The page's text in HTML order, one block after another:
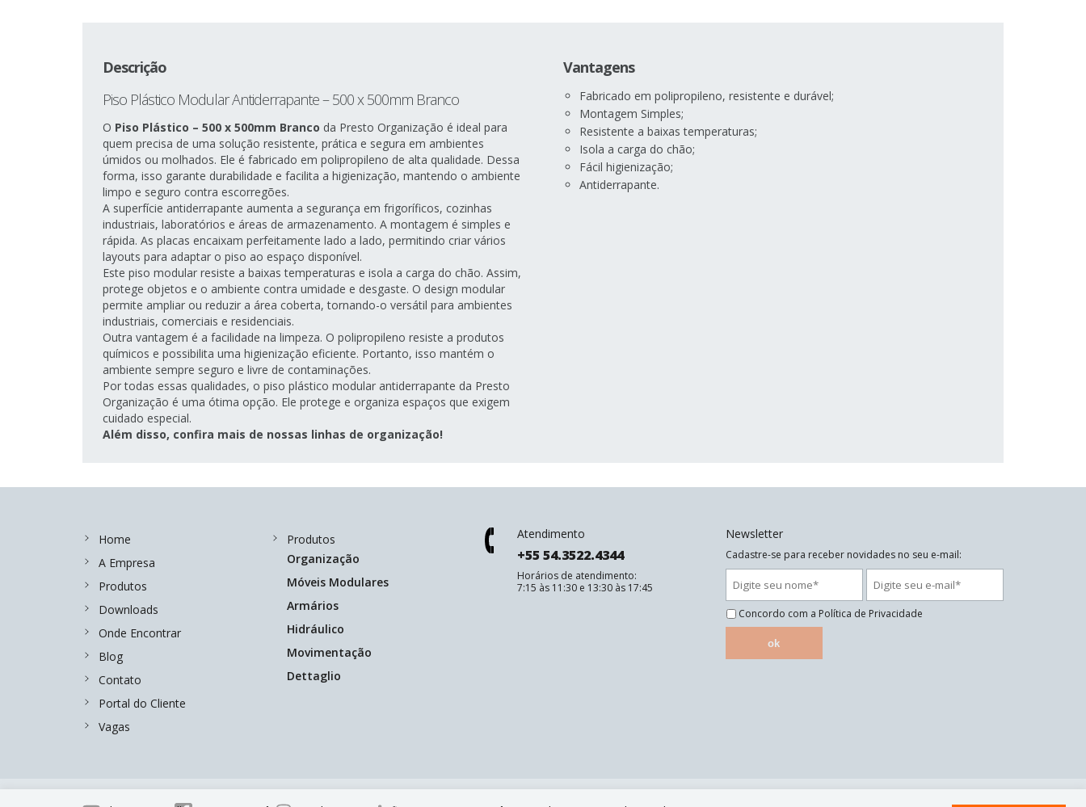
Descrição
Piso Plástico Modular Antiderrapante – 500 x 500mm Branco
O Piso Plástico – 500 x 500mm Branco da Presto Organização é ideal para
quem precisa de uma solução resistente, prática e segura em ambientes
úmidos ou molhados. Ele é fabricado em polipropileno de alta qualidade. Dessa
forma, isso garante durabilidade e facilita a higienização, mantendo o ambiente
limpo e seguro contra escorregões.
A superfície antiderrapante aumenta a segurança em frigoríficos, cozinhas
industriais, laboratórios e áreas de armazenamento. A montagem é simples e
rápida. As placas encaixam perfeitamente lado a lado, permitindo criar vários
layouts para adaptar o piso ao espaço disponível.
Este piso modular resiste a baixas temperaturas e isola a carga do chão. Assim,
protege objetos e o ambiente contra umidade e desgaste. O design modular
permite ampliar ou reduzir a área coberta, tornando-o versátil para ambientes
industriais, comerciais e residenciais.
Outra vantagem é a facilidade na limpeza. O polipropileno resiste a produtos
químicos e possibilita uma higienização eficiente. Portanto, isso mantém o
ambiente sempre seguro e livre de contaminações.
Por todas essas qualidades, o piso plástico modular antiderrapante da Presto
Organização é uma ótima opção. Ele protege e organiza espaços que exigem
cuidado especial.
Além disso, confira mais de nossas linhas de organização!
Vantagens
Fabricado em polipropileno, resistente e durável;
Montagem Simples;
Resistente a baixas temperaturas;
Isola a carga do chão;
Fácil higienização;
Antiderrapante.
Home
A Empresa
Produtos
Downloads
Onde Encontrar
Blog
Contato
Portal do Cliente
Vagas
Produtos
Organização
Móveis Modulares
Armários
Hidráulico
Movimentação
Dettaglio
Atendimento
+55 54.3522.4344
Horários de atendimento:
7:15 às 11:30 e 13:30 às 17:45
Newsletter
Cadastre-se para receber novidades no seu e-mail:
Concordo com a Política de Privacidade
ok